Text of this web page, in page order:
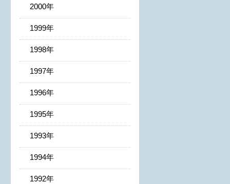
2000年
1999年
1998年
1997年
1996年
1995年
1993年
1994年
1992年